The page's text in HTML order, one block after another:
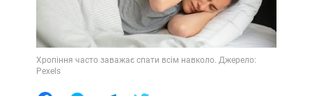
Хропіння часто заважає спати всім навколо. Джерело:
Pexels